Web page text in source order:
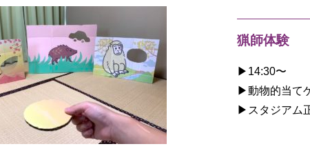
猟師体験
▶︎14:30〜
▶︎動物的当て
▶︎スタジアム